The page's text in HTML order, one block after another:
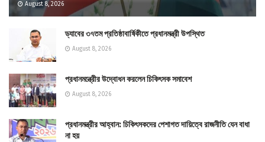
August 8, 2026
ড্যাবের ৩৭তম প্রতিষ্ঠাবার্ষিকীতে প্রধানমন্ত্রী উপস্থিত
August 8, 2026
প্রধানমন্ত্রীের উদ্বোধন করলেন চিকিৎসক সমাবেশ
August 8, 2026
প্রধানমন্ত্রীর আহ্বান: চিকিৎসকদের পেশাগত দায়িত্বে রাজনীতি যেন বাধা
না হয়